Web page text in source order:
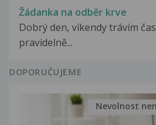
Žádanka na odběr krve
Dobrý den, víkendy trávím
pravidelně...
DOPORUČUJEME
Nevolnost